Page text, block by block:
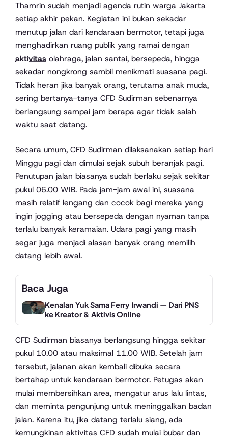
Thamrin sudah menjadi agenda rutin warga Jakarta
setiap akhir pekan. Kegiatan ini bukan sekadar
menutup jalan dari kendaraan bermotor, tetapi juga
menghadirkan ruang publik yang ramai dengan
aktivitas olahraga, jalan santai, bersepeda, hingga
sekadar nongkrong sambil menikmati suasana pagi.
Tidak heran jika banyak orang, terutama anak muda,
sering bertanya-tanya CFD Sudirman sebenarnya
berlangsung sampai jam berapa agar tidak salah
waktu saat datang.
Secara umum, CFD Sudirman dilaksanakan setiap hari
Minggu pagi dan dimulai sejak subuh beranjak pagi.
Penutupan jalan biasanya sudah berlaku sejak sekitar
pukul 06.00 WIB. Pada jam-jam awal ini, suasana
masih relatif lengang dan cocok bagi mereka yang
ingin jogging atau bersepeda dengan nyaman tanpa
terlalu banyak keramaian. Udara pagi yang masih
segar juga menjadi alasan banyak orang memilih
datang lebih awal.
Baca Juga
Kenalan Yuk Sama Ferry Irwandi — Dari PNS
ke Kreator & Aktivis Online
CFD Sudirman biasanya berlangsung hingga sekitar
pukul 10.00 atau maksimal 11.00 WIB. Setelah jam
tersebut, jalanan akan kembali dibuka secara
bertahap untuk kendaraan bermotor. Petugas akan
mulai membersihkan area, mengatur arus lalu lintas,
dan meminta pengunjung untuk meninggalkan badan
jalan. Karena itu, jika datang terlalu siang, ada
kemungkinan aktivitas CFD sudah mulai bubar dan